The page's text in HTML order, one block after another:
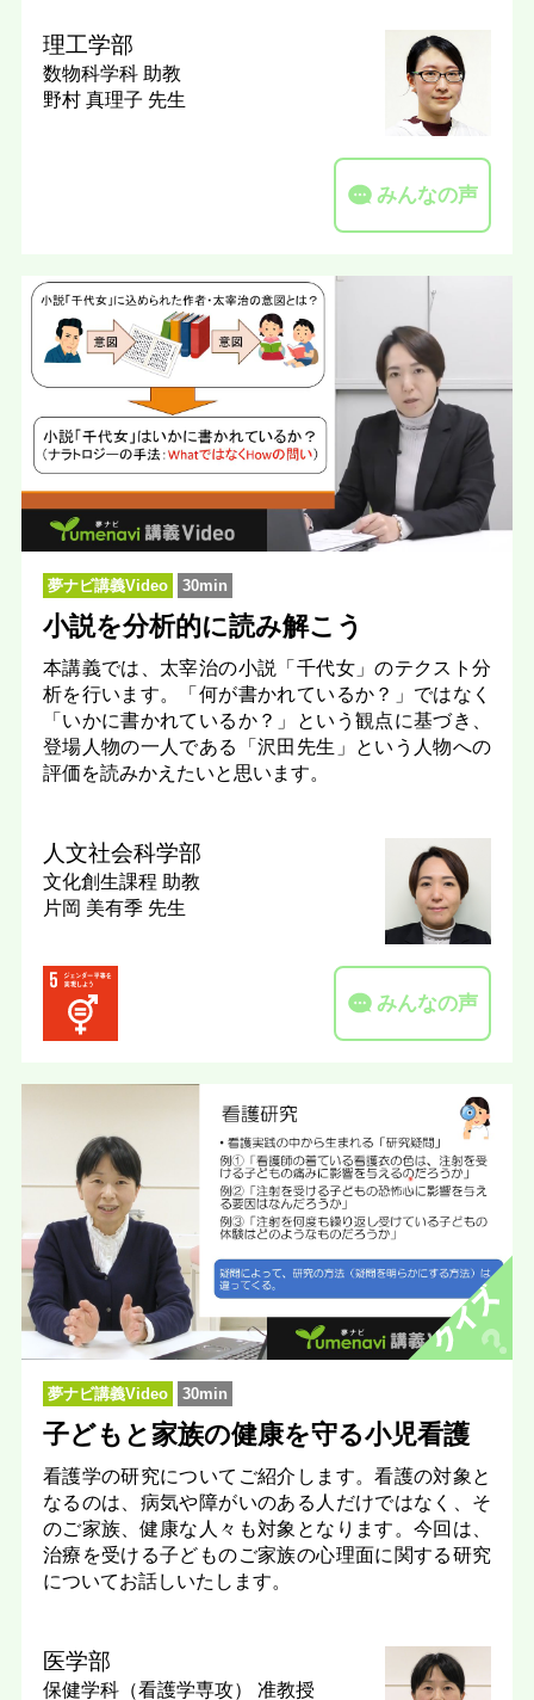
理工学部
数物科学科 助教
野村 真理子 先生
みんなの声
夢ナビ講義Video 30min
小説を分析的に読み解こう
本講義では、太宰治の小説「千代女」のテクスト分
析を行います。「何が書かれているか？」ではなく
「いかに書かれているか？」という観点に基づき、
登場人物の一人である「沢田先生」という人物への
評価を読みかえたいと思います。
人文社会科学部
文化創生課程 助教
片岡 美有季 先生
みんなの声
夢ナビ講義Video 30min
子どもと家族の健康を守る小児看護
看護学の研究についてご紹介します。看護の対象と
なるのは、病気や障がいのある人だけではなく、そ
のご家族、健康な人々も対象となります。今回は、
治療を受ける子どものご家族の心理面に関する研究
についてお話しいたします。
医学部
保健学科（看護学専攻） 准教授